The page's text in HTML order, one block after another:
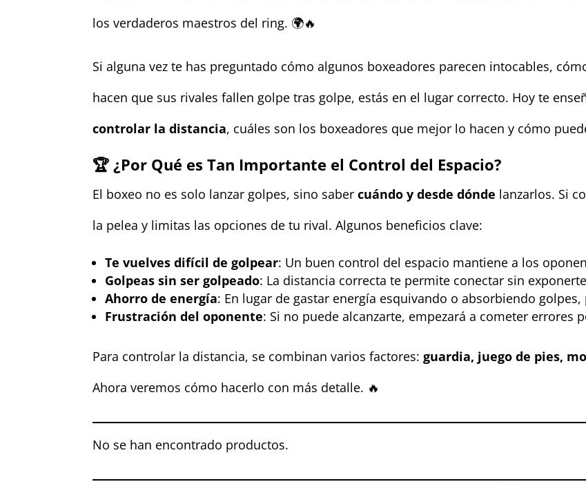
los verdaderos maestros del ring. 🌍🔥
Si alguna vez te has preguntado cómo algunos boxeadores parecen intocables,
hacen que sus rivales fallen golpe tras golpe, estás en el lugar correcto. Hoy te
controlar la distancia, cuáles son los boxeadores que mejor lo hacen y cómo
🏆 ¿Por Qué es Tan Importante el Control del Espacio?
El boxeo no es solo lanzar golpes, sino sabercuándo y desde dónde lanzarlos. Si
la pelea y limitas las opciones de tu rival. Algunos beneficios clave:
Te vuelves difícil de golpear: Un buen control del espacio mantiene a los
Golpeas sin ser golpeado: La distancia correcta te permite conectar sin
Ahorro de energía: En lugar de gastar energía esquivando o absorbiendo
Frustración del oponente: Si no puede alcanzarte, empezará a cometer errores
Para controlar la distancia, se combinan varios factores:guardia, juego de pies,
Ahora veremos cómo hacerlo con más detalle. 🔥
No se han encontrado productos.